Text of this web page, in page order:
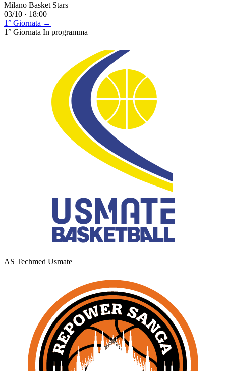
Milano Basket Stars
03/10 · 18:00
1° Giornata →
1° Giornata In programma
AS Techmed Usmate